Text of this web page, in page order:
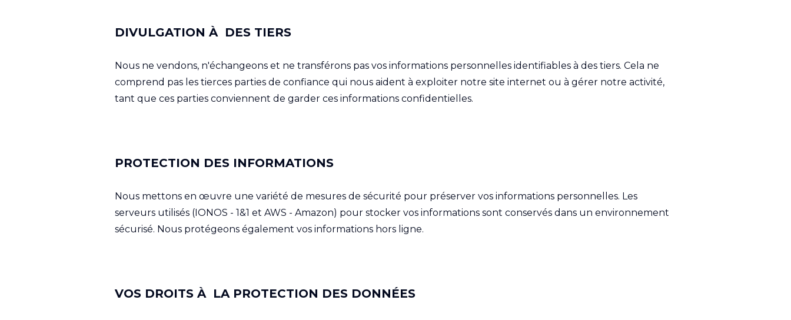
DIVULGATION À DES TIERS
Nous ne vendons, n'échangeons et ne transférons pas vos informations personnelles identifiables à des tiers. Cela ne
comprend pas les tierces parties de confiance qui nous aident à exploiter notre site internet ou à gérer notre activité,
tant que ces parties conviennent de garder ces informations confidentielles.
PROTECTION DES INFORMATIONS
Nous mettons en œuvre une variété de mesures de sécurité pour préserver vos informations personnelles. Les
serveurs utilisés (IONOS - 1&1 et AWS - Amazon) pour stocker vos informations sont conservés dans un environnement
sécurisé. Nous protégeons également vos informations hors ligne.
VOS DROITS À LA PROTECTION DES DONNÉES